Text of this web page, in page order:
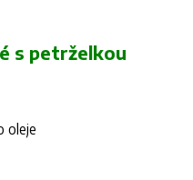
s petrželkou
oleje